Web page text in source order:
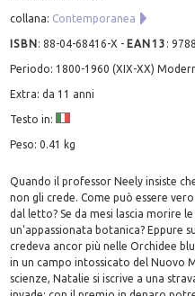
collana: Contemporanea
ISBN:88-04-68416-X - EAN13 :
Periodo: 1800-1960 (XIX-XX)
Extra: da 11 anni
Testo in:
Peso: 0.41 kg
Quando il professor Neely insiste
non gli crede. Come può essere
dal letto? Se da mesi lascia morire
un'appassionata botanica? Eppure
credeva ancor più nelle Orchidee
in un campo intossicato del Nuovo
scienze, Natalie si iscrive a una